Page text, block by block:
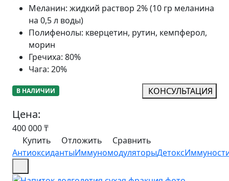
Меланин: жидкий раствор 2% (10 гр меланина
на 0,5 л воды)
Полифенолы: кверцетин, рутин, кемпферол,
морин
Гречиха: 80%
Чага: 20%
В НАЛИЧИИ КОНСУЛЬТАЦИЯ
Цена:
400 000₸
Купить
Отложить
Сравнить
АнтиоксидантыИммуномодуляторыДетокс